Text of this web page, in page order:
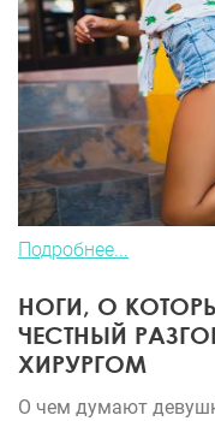
Подробнее...
НОГИ, О
ЧЕСТНЫЙ
ХИРУРГОМ
О чем думают